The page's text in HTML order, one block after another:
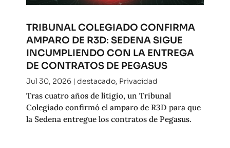
TRIBUNAL COLEGIADO CONFIRMA
AMPARO DE R3D: SEDENA SIGUE
INCUMPLIENDO CON LA ENTREGA
DE CONTRATOS DE PEGASUS
Jul 30, 2026| destacado, Privacidad
Tras cuatro años de litigio, un Tribunal
Colegiado confirmó el amparo de R3D para que
la Sedena entregue los contratos de Pegasus.